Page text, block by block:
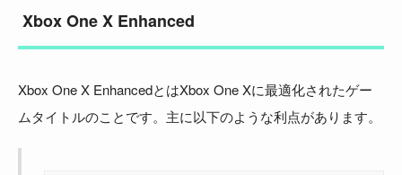
Xbox One X Enhanced
Xbox One X EnhancedとはXbox One Xに最適化されたゲー
ムタイトルのことです。主に以下のような利点があります。